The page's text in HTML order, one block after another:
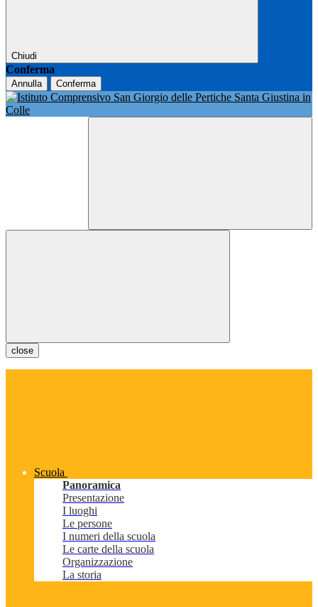
Chiudi
Conferma
Annulla Conferma
close
Scuola
Panoramica
Presentazione
I luoghi
Le persone
I numeri della scuola
Le carte della scuola
Organizzazione
La storia